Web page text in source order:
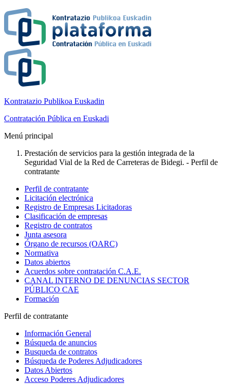
Kontratazio Publikoa Euskadin
Contratación Pública en Euskadi
Menú principal
Prestación de servicios para la gestión integrada de la
Seguridad Vial de la Red de Carreteras de Bidegi. - Perfil de
contratante
Perfil de contratante
Licitación electrónica
Registro de Empresas Licitadoras
Clasificación de empresas
Registro de contratos
Junta asesora
Órgano de recursos (OARC)
Normativa
Datos abiertos
Acuerdos sobre contratación C.A.E.
CANAL INTERNO DE DENUNCIAS SECTOR
PÚBLICO CAE
Formación
Perfil de contratante
Información General
Búsqueda de anuncios
Busqueda de contratos
Búsqueda de Poderes Adjudicadores
Datos Abiertos
Acceso Poderes Adjudicadores